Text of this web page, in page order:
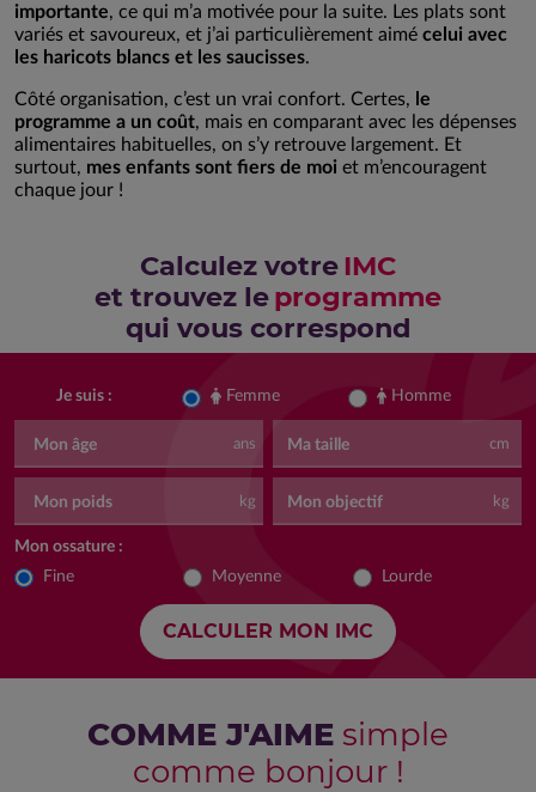
importante, ce qui m’a motivée pour la suite. Les plats sont
variés et savoureux, et j’ai particulièrement aimé celui avec
les haricots blancs et les saucisses.
Côté organisation, c’est un vrai confort. Certes, le
programme a un coût, mais en comparant avec les dépenses
alimentaires habituelles, on s’y retrouve largement. Et
surtout, mes enfants sont fiers de moi et m’encouragent
chaque jour !
Calculez votre IMC
et trouvez leprogramme
qui vous correspond
Je suis : Femme Homme
Mon âge ans Ma taille cm
Mon poids kg Mon objectif kg
Mon ossature :
Fine Moyenne Lourde
COMME J'AIME simple
comme bonjour !